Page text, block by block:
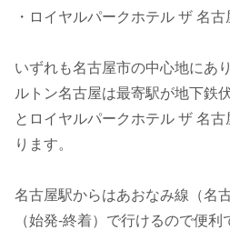
・ロイヤルパークホテル ザ 名古
いずれも名古屋市の中心地にあ
ルトン名古屋は最寄駅が地下鉄
とロイヤルパークホテル ザ 名
ります。
名古屋駅からはあおなみ線（名
（始発‐終着）で行けるので便利